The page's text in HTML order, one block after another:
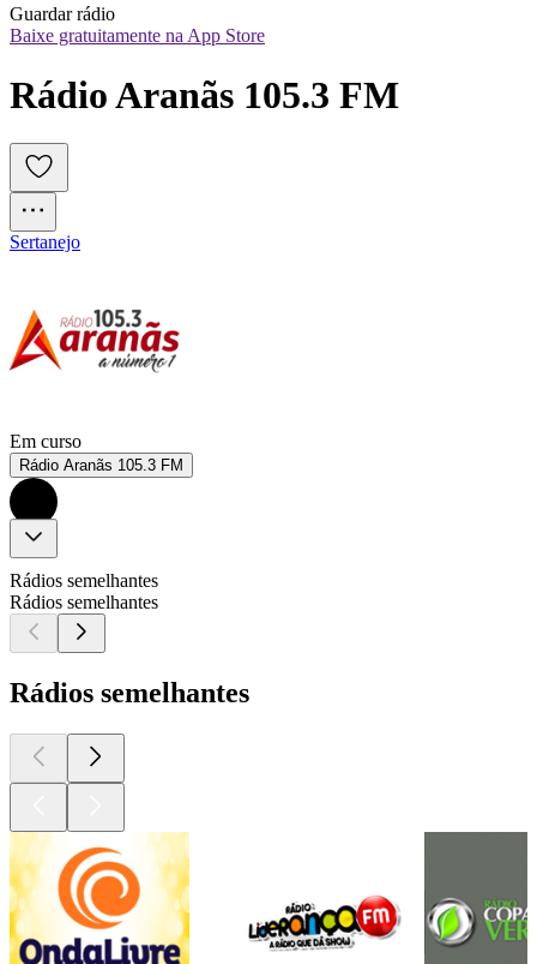
Guardar rádio
Baixe gratuitamente na App Store
Rádio Aranãs 105.3 FM
Sertanejo
Em curso
Rádio Aranãs 105.3 FM
Rádios semelhantes
Rádios semelhantes
Rádios semelhantes